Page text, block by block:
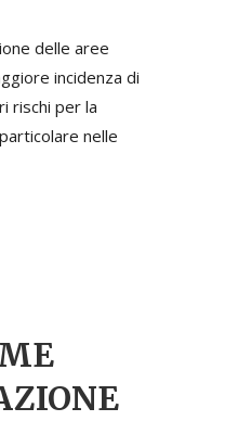
delle aree
incidenza di
rischi per la
nelle